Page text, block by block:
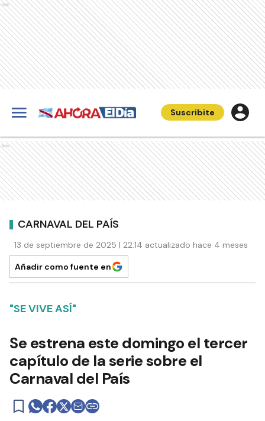
Ads
Suscribite
Ads
CARNAVAL DEL PAÍS
13 de septiembre de 2025 | 22:14 actualizado hace 4 meses
Añadir como fuente en
"SE VIVE ASÍ"
Se estrena este domingo el tercer
capítulo de la serie sobre el
Carnaval del País